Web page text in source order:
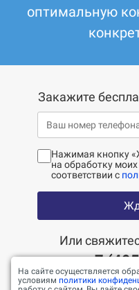
оптимальную
Закажите
Нажимая кнопку
на обработку
соответствии с
Или
+7
На сайте осуществляется
условиям политики